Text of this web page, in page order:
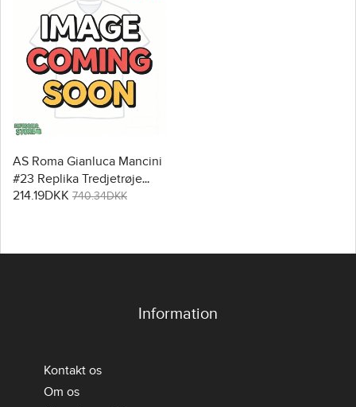
AS Roma Gianluca Mancini
#23 Replika Tredjetrøje
Dame 2025-26 Kortærmet
214.19DKK 740.34DKK
Information
Kontakt os
Om os